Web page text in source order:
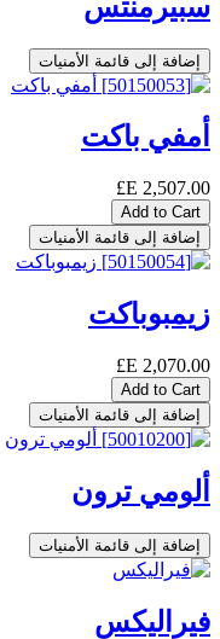
سبيرمنتس
إضافة إلى قائمة الأمنيات
أمفي باكت
2,507.00
Add to Cart
إضافة إلى قائمة الأمنيات
زيمبوباكت
2,070.00
Add to Cart
إضافة إلى قائمة الأمنيات
ألومي ترون
إضافة إلى قائمة الأمنيات
فيراليكس